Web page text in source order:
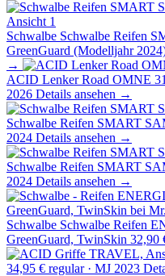
Schwalbe Schwalbe Reifen
GreenGuard (Modelljahr
→
ACID Lenker Road OMNE
2026 Details ansehen →
Schwalbe Reifen SMART
2024 Details ansehen →
Schwalbe Reifen SMART
2024 Details ansehen →
Schwalbe Schwalbe Reifen
GreenGuard, TwinSkin 32,90
34,95 € regular · MJ 2023